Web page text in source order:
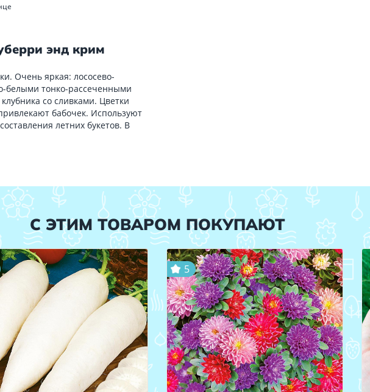
энд крим
Очень яркая: лососево-
белыми тонко-рассеченными
со сливками. Цветки
бабочек. Используют
летних букетов. В
С ЭТИМ ТОВАРОМ ПОКУПАЮТ
5